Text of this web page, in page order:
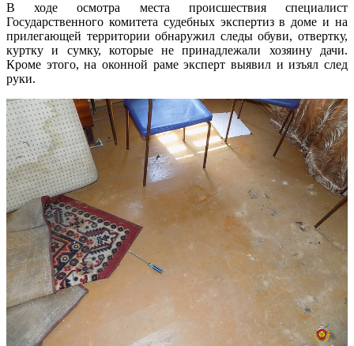
В ходе осмотра места происшествия специалист
Государственного комитета судебных экспертиз в доме и на
прилегающей территории обнаружил следы обуви, отвертку,
куртку и сумку, которые не принадлежали хозяину дачи.
Кроме этого, на оконной раме эксперт выявил и изъял след
руки.